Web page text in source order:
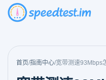
首页/指南中心/宽带测速93Mbps